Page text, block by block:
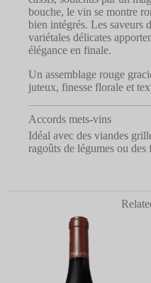
bouche, le vin se montre
bien intégrés. Les saveurs
variétales délicates
élégance en finale.
Un assemblage rouge
juteux, finesse florale et
Accords mets-vins
Idéal avec des viandes
ragoûts de légumes ou des